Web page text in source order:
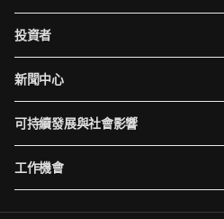
投資者
新聞中心
可持續發展與社會影響
工作機會